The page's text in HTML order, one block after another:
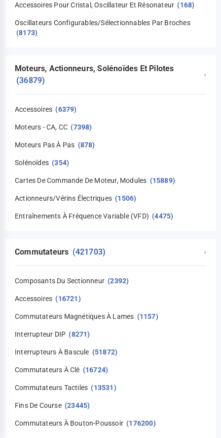
Accessoires Pour Cristal, Oscillateur Et Résonateur (168)
Oscillateurs Configurables/sélectionnables Par Broches
(8173)
Moteurs, Actionneurs, Solénoïdes Et Pilotes
(36879)
›
Accessoires (6379)
Moteurs - CA, CC (7398)
Moteurs Pas À Pas (878)
Solénoïdes (354)
Cartes De Commande De Moteur, Modules (15889)
Actionneurs/vérins Électriques (1506)
Entraînements À Fréquence Variable (VFD) (4475)
Commutateurs (421703) ›
Composants Du Sectionneur (2392)
Accessoires (16721)
Commutateurs Magnétiques À Lames (1157)
Interrupteur DIP (8271)
Interrupteurs À Bascule (51872)
Commutateurs À Clé (16724)
Commutateurs Tactiles (13531)
Fins De Course (23445)
Commutateurs À Bouton-Poussoir (176200)